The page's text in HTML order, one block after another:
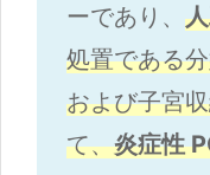
ーであり、
処置である
および子宮
て、炎症性